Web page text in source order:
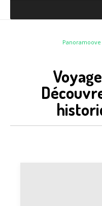
Panoramoove